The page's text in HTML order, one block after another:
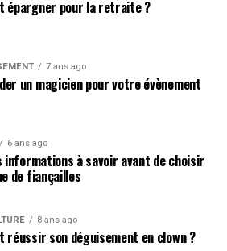
épargner pour la retraite ?
7 ans ago
un magicien pour votre évènement
6 ans ago
informations à savoir avant de choisir
de fiançailles
8 ans ago
réussir son déguisement en clown ?